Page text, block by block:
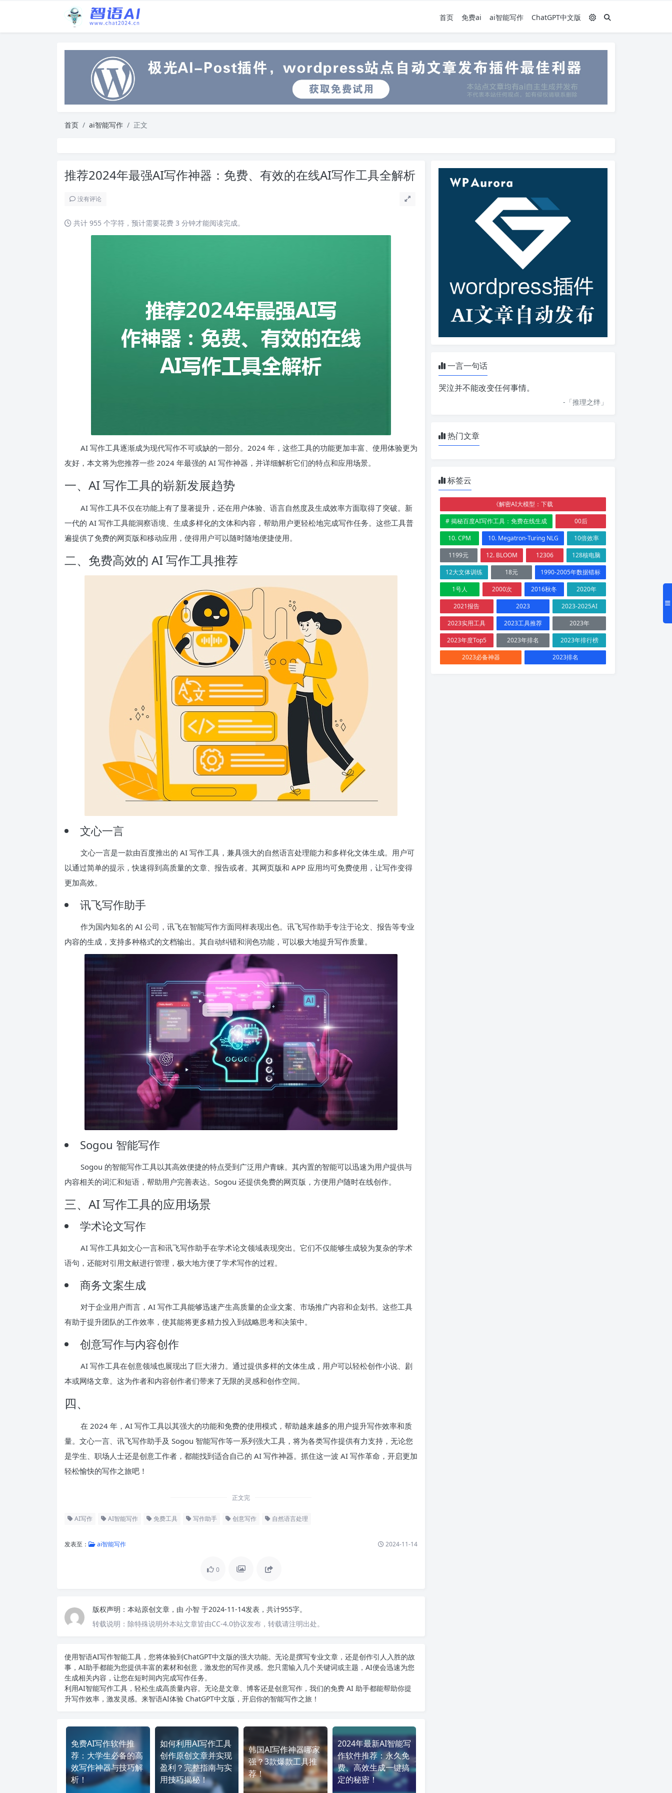
首页 免费ai ai智能写作 ChatGPT中文版
首页 ai智能写作 正文
推荐2024年最强AI写作神器：免费、有效的在线AI写作工具全解析
没有评论
共计 955 个字符，预计需要花费 3 分钟才能阅读完成。
AI 写作工具逐渐成为现代写作不可或缺的一部分。2024 年，这些工具的功能更加丰富、使用体验更为
友好，本文将为您推荐一些 2024 年最强的 AI 写作神器，并详细解析它们的特点和应用场景。
一、AI 写作工具的崭新发展趋势
AI 写作工具不仅在功能上有了显著提升，还在用户体验、语言自然度及生成效率方面取得了突破。新
一代的 AI 写作工具能洞察语境、生成多样化的文体和内容，帮助用户更轻松地完成写作任务。这些工具普
遍提供了免费的网页版和移动应用，使得用户可以随时随地便捷使用。
二、免费高效的 AI 写作工具推荐
文心一言
文心一言是一款由百度推出的 AI 写作工具，兼具强大的自然语言处理能力和多样化文体生成。用户可
以通过简单的提示，快速得到高质量的文章、报告或者。其网页版和 APP 应用均可免费使用，让写作变得
更加高效。
讯飞写作助手
作为国内知名的 AI 公司，讯飞在智能写作方面同样表现出色。讯飞写作助手专注于论文、报告等专业
内容的生成，支持多种格式的文档输出。其自动纠错和润色功能，可以极大地提升写作质量。
Sogou 智能写作
Sogou 的智能写作工具以其高效便捷的特点受到广泛用户青睐。其内置的智能可以迅速为用户提供与
内容相关的词汇和短语，帮助用户完善表达。Sogou 还提供免费的网页版，方便用户随时在线创作。
三、AI 写作工具的应用场景
学术论文写作
AI 写作工具如文心一言和讯飞写作助手在学术论文领域表现突出。它们不仅能够生成较为复杂的学术
语句，还能对引用文献进行管理，极大地方便了学术写作的过程。
商务文案生成
对于企业用户而言，AI 写作工具能够迅速产生高质量的企业文案、市场推广内容和企划书。这些工具
有助于提升团队的工作效率，使其能将更多精力投入到战略思考和决策中。
创意写作与内容创作
AI 写作工具在创意领域也展现出了巨大潜力。通过提供多样的文体生成，用户可以轻松创作小说、剧
本或网络文章。这为作者和内容创作者们带来了无限的灵感和创作空间。
四、
在 2024 年，AI 写作工具以其强大的功能和免费的使用模式，帮助越来越多的用户提升写作效率和质
量。文心一言、讯飞写作助手及 Sogou 智能写作等一系列强大工具，将为各类写作提供有力支持，无论您
是学生、职场人士还是创意工作者，都能找到适合自己的 AI 写作神器。抓住这一波 AI 写作革命，开启更加
轻松愉快的写作之旅吧！
正文完
AI写作 AI智能写作 免费工具 写作助手 创意写作 自然语言处理
发表至： ai智能写作 2024-11-14
0
版权声明： 本站原创文章，由 小智 于2024-11-14发表，共计955字。
转载说明： 除特殊说明外本站文章皆由CC-4.0协议发布，转载请注明出处。
使用智语AI写作智能工具，您将体验到ChatGPT中文版的强大功能。无论是撰写专业文章，还是创作引人入胜的故
事，AI助手都能为您提供丰富的素材和创意，激发您的写作灵感。您只需输入几个关键词或主题，AI便会迅速为您
生成相关内容，让您在短时间内完成写作任务。
利用AI智能写作工具，轻松生成高质量内容。无论是文章、博客还是创意写作，我们的免费 AI 助手都能帮助你提
升写作效率，激发灵感。来智语AI体验 ChatGPT中文版 ，开启你的智能写作之旅！
免费AI写作软件推
荐：大学生必备的高
效写作神器与技巧解
析！
如何利用AI写作工具
创作原创文章并实现
盈利？完整指南与实
用技巧揭秘！
韩国AI写作神器哪家
强？3款爆款工具推
荐！
2024年最新AI智能写
作软件推荐：永久免
费、高效生成一键搞
定的秘密！
一言一句话
哭泣并不能改变任何事情。
-「推理之绊 」
热门文章
标签云
《解密AI大模型：下载
# 揭秘百度AI写作工具：免费在线生成
00后
10. CPM
10. Megatron-Turing NLG
10倍效率
1199元
12. BLOOM 12306
128核电脑
12大文体训练
18元
1990-2005年数据错标
1号人
2000次 2016秋冬
2020年
2021报告
2023
2023-2025AI
2023实用工具
2023工具推荐
2023年
2023年度Top5
2023年排名
2023年排行榜
2023必备神器
2023排名